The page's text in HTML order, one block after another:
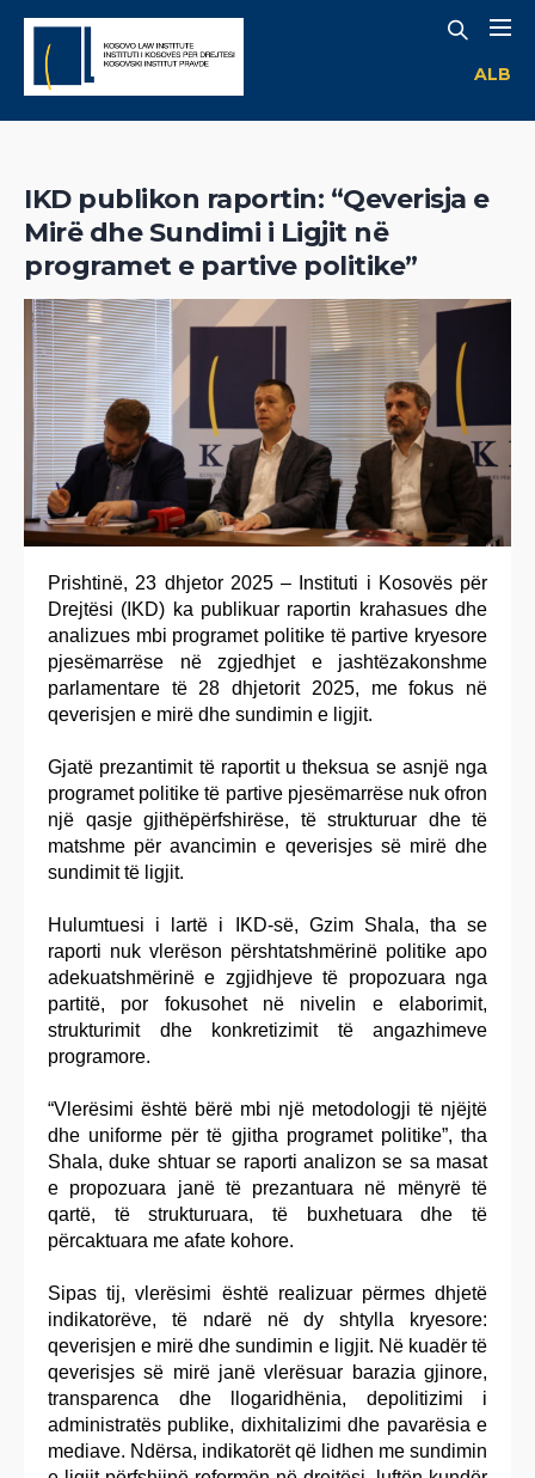
ALB
IKD publikon raportin: “Qeverisja e
Mirë dhe Sundimi i Ligjit në
programet e partive politike”
Prishtinë, 23 dhjetor 2025 – Instituti i Kosovës për
Drejtësi (IKD) ka publikuar raportin krahasues dhe
analizues mbi programet politike të partive kryesore
pjesëmarrëse në zgjedhjet e jashtëzakonshme
parlamentare të 28 dhjetorit 2025, me fokus në
qeverisjen e mirë dhe sundimin e ligjit.
Gjatë prezantimit të raportit u theksua se asnjë nga
programet politike të partive pjesëmarrëse nuk ofron
një qasje gjithëpërfshirëse, të strukturuar dhe të
matshme për avancimin e qeverisjes së mirë dhe
sundimit të ligjit.
Hulumtuesi i lartë i IKD-së, Gzim Shala, tha se
raporti nuk vlerëson përshtatshmërinë politike apo
adekuatshmërinë e zgjidhjeve të propozuara nga
partitë, por fokusohet në nivelin e elaborimit,
strukturimit dhe konkretizimit të angazhimeve
programore.
“Vlerësimi është bërë mbi një metodologji të njëjtë
dhe uniforme për të gjitha programet politike”, tha
Shala, duke shtuar se raporti analizon se sa masat
e propozuara janë të prezantuara në mënyrë të
qartë, të strukturuara, të buxhetuara dhe të
përcaktuara me afate kohore.
Sipas tij, vlerësimi është realizuar përmes dhjetë
indikatorëve, të ndarë në dy shtylla kryesore:
qeverisjen e mirë dhe sundimin e ligjit. Në kuadër të
qeverisjes së mirë janë vlerësuar barazia gjinore,
transparenca dhe llogaridhënia, depolitizimi i
administratës publike, dixhitalizimi dhe pavarësia e
mediave. Ndërsa, indikatorët që lidhen me sundimin